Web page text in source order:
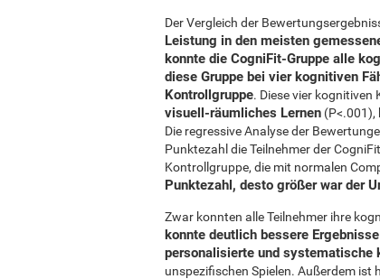
Der Vergleich der
Leistung in den meisten
konnte die CogniFit-Gruppe alle
diese Gruppe bei vier kognitiven
Kontrollgruppe. Diese vier kognitiven
visuell-räumliches Lernen (P<.001),
Die regressive Analyse der
Punktezahl die Teilnehmer der
Kontrollgruppe, die mit normalen
Punktezahl, desto größer war der
Zwar konnten alle Teilnehmer ihre
konnte deutlich bessere
personalisierte und
unspezifischen Spielen. Außerdem ist